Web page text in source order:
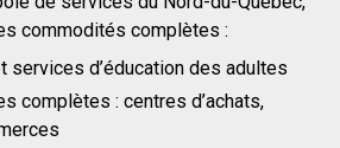
commodités complètes :
services d’éducation des adultes
complètes : centres d’achats,